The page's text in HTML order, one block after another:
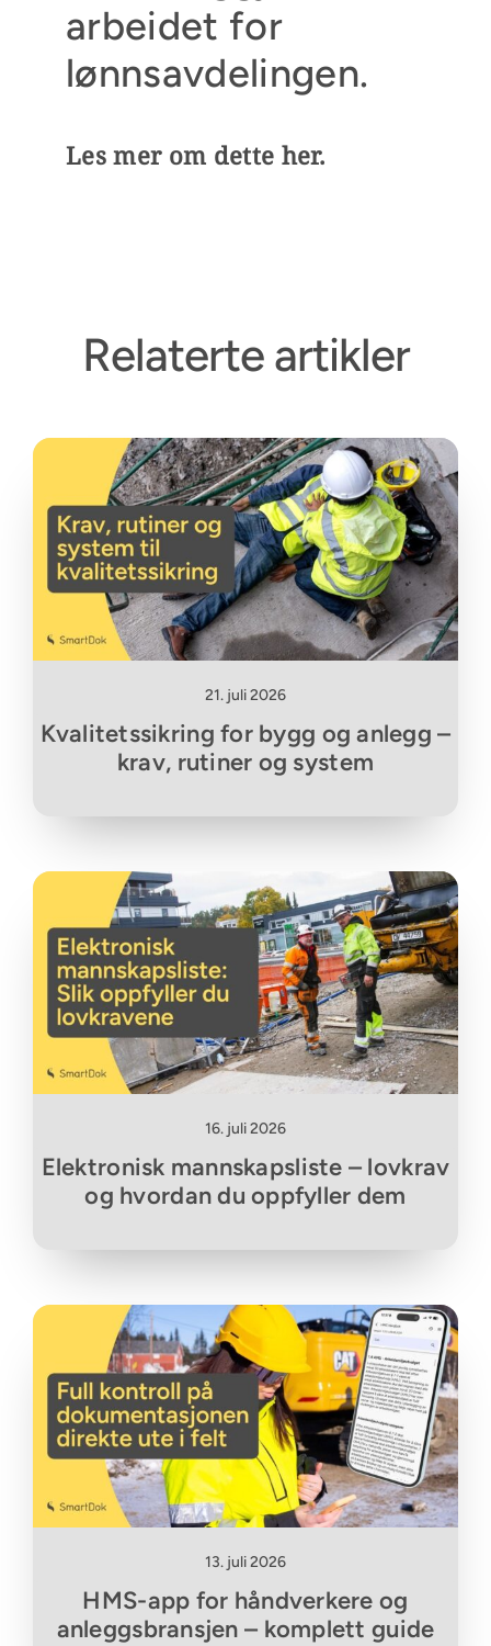
arbeidet for
lønnsavdelingen.
Les mer om dette her.
Relaterte artikler
21. juli 2026
Kvalitetssikring for bygg og anlegg –
krav, rutiner og system
16. juli 2026
Elektronisk mannskapsliste – lovkrav
og hvordan du oppfyller dem
13. juli 2026
HMS-app for håndverkere og
anleggsbransjen – komplett guide